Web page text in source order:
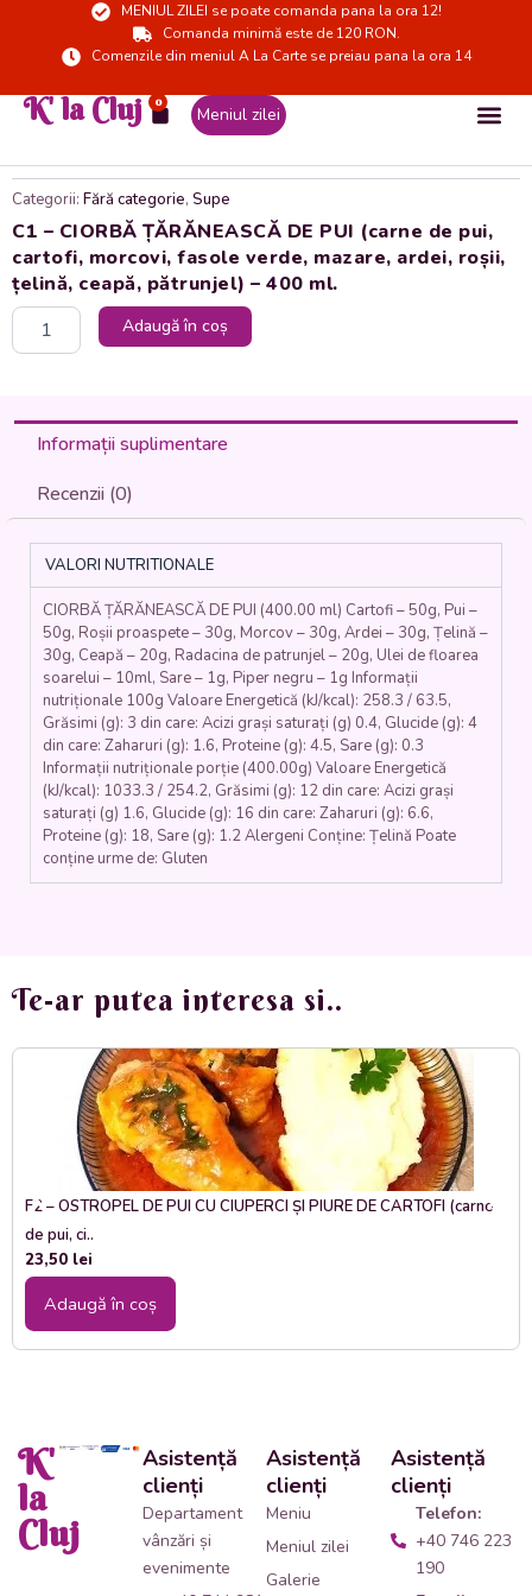
MENIUL ZILEI se poate comanda pana la ora 12!
Comanda minimă este de 120 RON.
Comenzile din meniul A La Carte se preiau pana la ora 14
K' la Cluj 0
Cart Meniul zilei
Categorii: Fără categorie, Supe
C1 – CIORBĂ ȚĂRĂNEASCĂ DE PUI (carne de pui,
cartofi, morcovi, fasole verde, mazare, ardei, roșii,
țelină, ceapă, pătrunjel) – 400 ml.
Cantitate
(carne
cartofi,
fasole
verde,
mazare,
ardei,
roșii,
țelină,
ceapă,
pătrunjel)
Adaugă în coș
Informații suplimentare
Recenzii (0)
VALORI NUTRITIONALE
CIORBĂ ȚĂRĂNEASCĂ DE PUI (400.00 ml) Cartofi – 50g, Pui –
50g, Roșii proaspete – 30g, Morcov – 30g, Ardei – 30g, Țelină –
30g, Ceapă – 20g, Radacina de patrunjel – 20g, Ulei de floarea
soarelui – 10ml, Sare – 1g, Piper negru – 1g Informații
nutriționale 100g Valoare Energetică (kJ/kcal): 258.3 / 63.5,
Grăsimi (g): 3 din care: Acizi grași saturați (g) 0.4, Glucide (g): 4
din care: Zaharuri (g): 1.6, Proteine (g): 4.5, Sare (g): 0.3
Informații nutriționale porție (400.00g) Valoare Energetică
(kJ/kcal): 1033.3 / 254.2, Grăsimi (g): 12 din care: Acizi grași
saturați (g) 1.6, Glucide (g): 16 din care: Zaharuri (g): 6.6,
Proteine (g): 18, Sare (g): 1.2 Alergeni Conține: Țelină Poate
conține urme de: Gluten
Te-ar putea interesa si..
F2 – OSTROPEL DE PUI CU CIUPERCI ȘI PIURE DE CARTOFI (carne
de pui, ci..
23,50 lei
Adaugă în coș
K'
la
Cluj
Asistență
clienți
Departament
vânzări și
evenimente
Asistență
clienți
Meniu
Meniul zilei
Galerie
Asistență
clienți
Telefon:
+40 746 223
190